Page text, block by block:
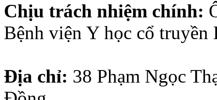
Chịu trách nhiệm chính:
Bệnh viện Y học cổ truyền
Địa chỉ: 38 Phạm Ngọc